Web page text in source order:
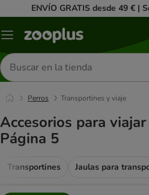
ENVÍO GRATIS desde 49 € |
Menú
Buscar
productos
Perros Transportines y viaje
Accesorios para
Página 5
Transportines Jaulas para